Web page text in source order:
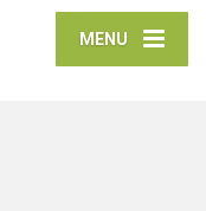
MENU